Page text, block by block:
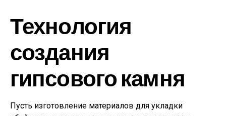
Технология
создания
гипсового камня
Пусть изготовление материалов для укладки